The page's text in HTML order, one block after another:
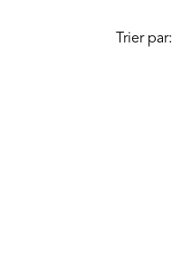
Trier par: